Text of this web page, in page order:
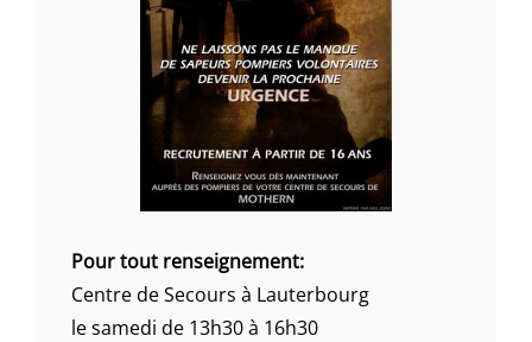
Pour tout renseignement:
Centre de Secours à Lauterbourg
le samedi de 13h30 à 16h30